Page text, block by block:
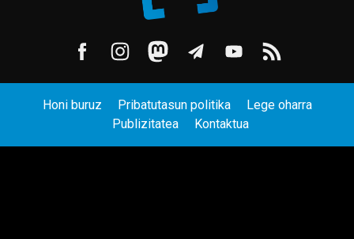
Honi buruz Pribatutasun politika
Lege oharra
Publizitatea
Kontaktua